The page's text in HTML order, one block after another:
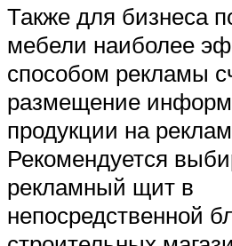
Также для бизнеса
мебели наиболее
способом рекламы
размещение
продукции на
Рекомендуется
рекламный щит в
непосредственной